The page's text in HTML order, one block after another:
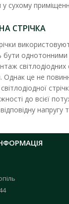
сухому
СТРІЧКА
бути однотонними
світлодіодних
це не
до всієї
напругу